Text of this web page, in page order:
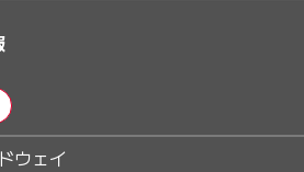
ウェイ